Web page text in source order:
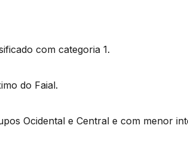
com categoria 1.
do Faial.
Ocidental e Central e com menor